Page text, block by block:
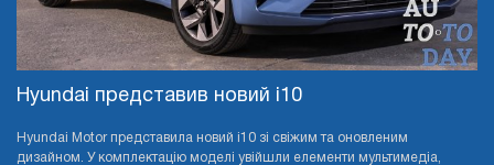
Hyundai представив новий i10
Hyundai Motor представила новий i10 зі свіжим та оновленим
дизайном. У комплектацію моделі увійшли елементи мультимедіа,